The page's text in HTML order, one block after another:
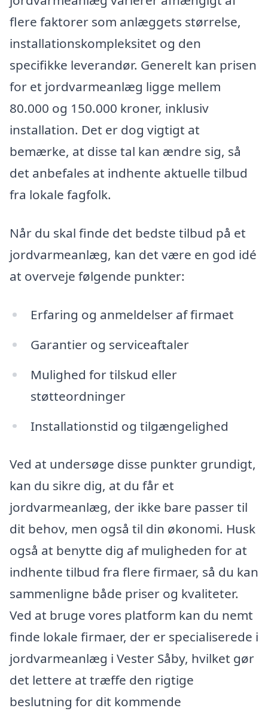
flere faktorer som anlæggets størrelse,
installationskompleksitet og den
specifikke leverandør. Generelt kan prisen
for et jordvarmeanlæg ligge mellem
80.000 og 150.000 kroner, inklusiv
installation. Det er dog vigtigt at
bemærke, at disse tal kan ændre sig, så
det anbefales at indhente aktuelle tilbud
fra lokale fagfolk.
Når du skal finde det bedste tilbud på et
jordvarmeanlæg, kan det være en god idé
at overveje følgende punkter:
Erfaring og anmeldelser af firmaet
Garantier og serviceaftaler
Mulighed for tilskud eller
støtteordninger
Installationstid og tilgængelighed
Ved at undersøge disse punkter grundigt,
kan du sikre dig, at du får et
jordvarmeanlæg, der ikke bare passer til
dit behov, men også til din økonomi. Husk
også at benytte dig af muligheden for at
indhente tilbud fra flere firmaer, så du kan
sammenligne både priser og kvaliteter.
Ved at bruge vores platform kan du nemt
finde lokale firmaer, der er specialiserede i
jordvarmeanlæg i Vester Såby, hvilket gør
det lettere at træffe den rigtige
beslutning for dit kommende